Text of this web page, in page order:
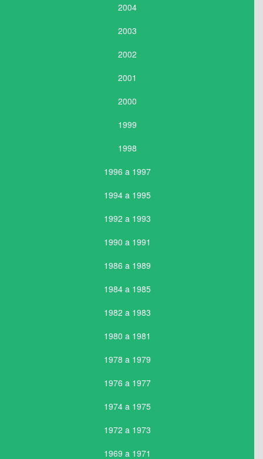
2004
2003
2002
2001
2000
1999
1998
1996 a 1997
1994 a 1995
1992 a 1993
1990 a 1991
1986 a 1989
1984 a 1985
1982 a 1983
1980 a 1981
1978 a 1979
1976 a 1977
1974 a 1975
1972 a 1973
1969 a 1971